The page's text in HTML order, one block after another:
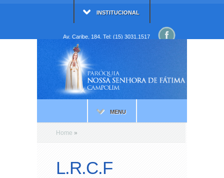
INSTITUCIONAL
Av. Caribe, 184. Tel: (15) 3031.1517
MENU
Home »
L.R.C.F